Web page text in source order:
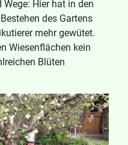
Wege: Hier hat in den
des Gartens
mehr gewütet.
Wiesenflächen kein
Blüten